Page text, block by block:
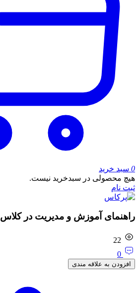
0 سبد خرید
هیچ محصولی در سبدخرید نیست.
ثبت نام
راهنمای آموزش و مدیریت در کلاس
22
0
افزودن به علاقه مندی